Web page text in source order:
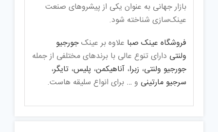
بازار جهانی به عنوان یکی از پیشروهای صنعت
عینک‌سازی شناخته شود.
فروشگاه عینک صبا علاوه بر عینکجورجیو
ولنتی دارای تنوع عالی با برندهای مختلفی از جمله
جورجیو ولنتی، زبرا، آناهیکمن، پلیس، تایگر،
سرجیو مارتینی و … برای انواع سلیقه هاست.